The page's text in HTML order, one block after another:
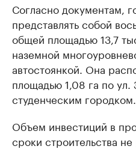
Согласно документам,
представлять собой
общей площадью 13,7
наземной
автостоянкой. Она
площадью 1,08 га по
студенческим городком.
Объем инвестиций в
сроки строительства